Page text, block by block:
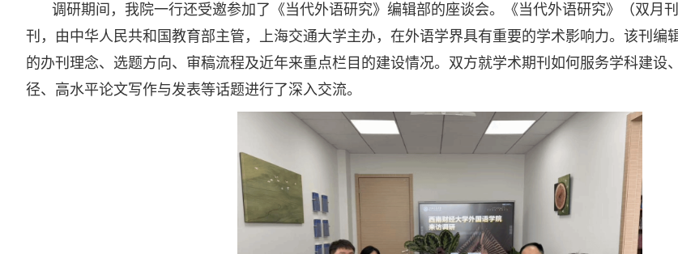
调研期间，我院一行还受邀参加了《当代外语研究》编辑部的座谈会。《当代外语研究》（双月
刊，由中华人民共和国教育部主管，上海交通大学主办，在外语学界具有重要的学术影响力。该刊编
的办刊理念、选题方向、审稿流程及近年来重点栏目的建设情况。双方就学术期刊如何服务学科建设
径、高水平论文写作与发表等话题进行了深入交流。